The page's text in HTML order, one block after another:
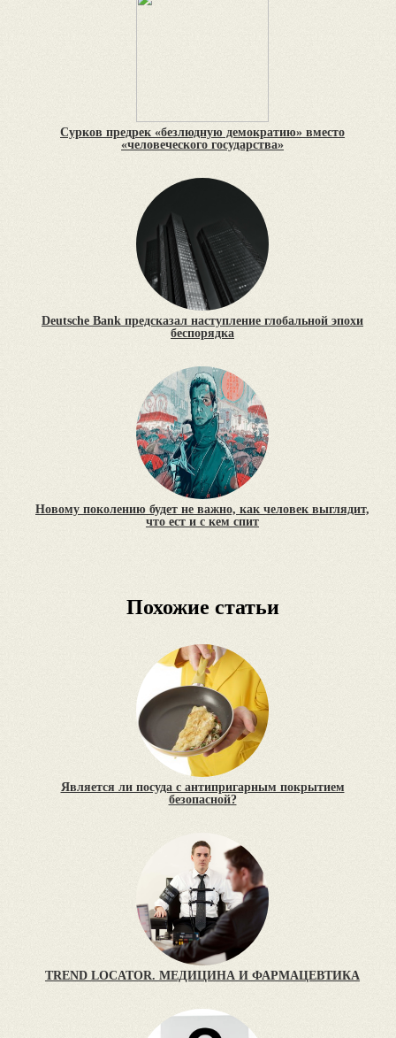
Сурков предрек «безлюдную демократию» вместо
«человеческого государства»
Deutsche Bank предсказал наступление глобальной эпохи
беспорядка
Новому поколению будет не важно, как человек выглядит,
что ест и с кем спит
Похожие статьи
Является ли посуда с антипригарным покрытием
безопасной?
TREND LOCATOR. МЕДИЦИНА И ФАРМАЦЕВТИКА